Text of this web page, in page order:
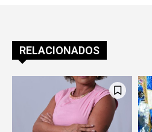
RELACIONADOS